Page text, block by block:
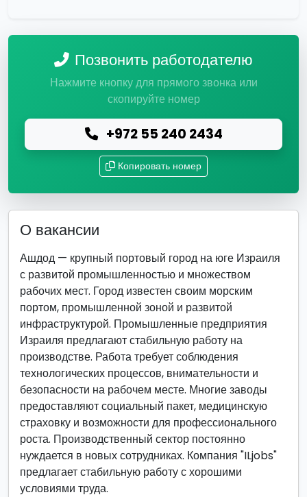
Позвонить работодателю
Нажмите кнопку для прямого звонка или
скопируйте номер
+972 55 240 2434
Копировать номер
О вакансии
Ашдод — крупный портовый город на юге Израиля
с развитой промышленностью и множеством
рабочих мест. Город известен своим морским
портом, промышленной зоной и развитой
инфраструктурой. Промышленные предприятия
Израиля предлагают стабильную работу на
производстве. Работа требует соблюдения
технологических процессов, внимательности и
безопасности на рабочем месте. Многие заводы
предоставляют социальный пакет, медицинскую
страховку и возможности для профессионального
роста. Производственный сектор постоянно
нуждается в новых сотрудниках. Компания "ILjobs"
предлагает стабильную работу с хорошими
условиями труда.